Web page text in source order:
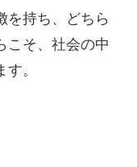
を持ち、どちら
こそ、社会の中
。